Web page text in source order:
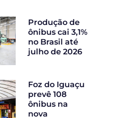
Produção de
ônibus cai 3,1%
no Brasil até
julho de 2026
Foz do Iguaçu
prevê 108
ônibus na
nova